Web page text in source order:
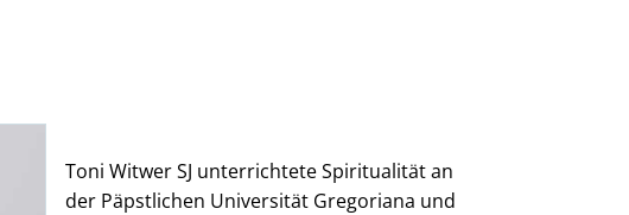
Toni Witwer SJ unterrichtete Spiritualität an
der Päpstlichen Universität Gregoriana und